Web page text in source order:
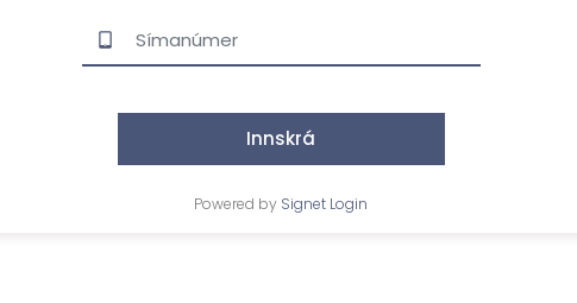
Innskrá
Powered by Signet Login